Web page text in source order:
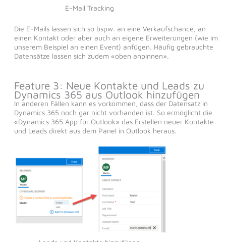
E-Mail Tracking
Die E-Mails lassen sich so bspw. an eine Verkaufschance, an
einen Kontakt oder aber auch an eigene Erweiterungen (wie im
unserem Beispiel an einen Event) anfügen. Häufig gebrauchte
Datensätze lassen sich zudem «oben anpinnen».
Feature 3: Neue Kontakte und Leads zu
Dynamics 365 aus Outlook hinzufügen
In anderen Fällen kann es vorkommen, dass der Datensatz in
Dynamics 365 noch gar nicht vorhanden ist. So ermöglicht die
«Dynamics 365 App für Outlook» das Erstellen neuer Kontakte
und Leads direkt aus dem Panel in Outlook heraus.